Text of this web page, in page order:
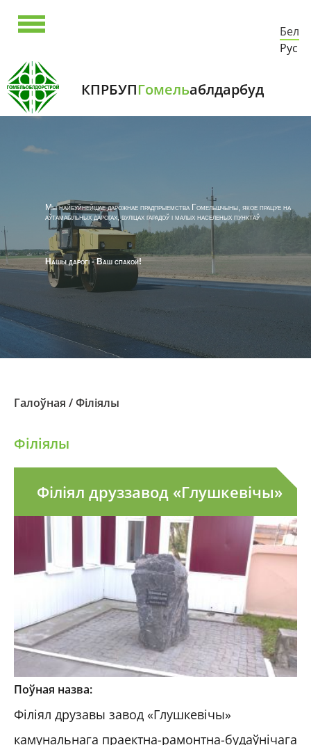
Бел
Рус
Мы найбуйнейшае дарожнае прадпрыемства Гомельшчыны, якое працуе на
аўтамабільных дарогах, вуліцах гарадоў і малых населеных пунктаў
Нашы дарогі - Ваш спакой!
КПРБУПГомельаблдарбуд
Галоўная /Фiлiялы
Фiлiялы
Філіял друззавод «Глушкевічы»
Поўная назва:
Філіял друзавы завод «Глушкевічы»
камунальнага праектна-рамонтна-будаўнічага